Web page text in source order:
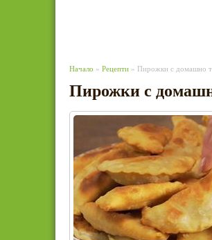
Начало » Рецепти » Пирожки с домашно
Пирожки с